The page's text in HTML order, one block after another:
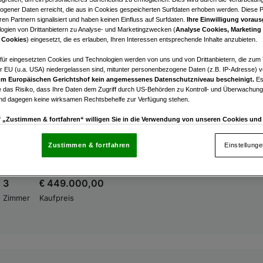
- Erstbezug nach Renovierung
1,5
Zimmer
€ 349.000,00
Kaufpreis
mit hochwertiger Ausstattung, Pool &
3
Zimmer
€ 449.000,00
Kaufpreis
Daten erreicht, die aus in Cookies gespeicherten Surfdaten erhoben werden. Diese
Partnern signalisiert und haben keinen Einfluss auf Surfdaten. Ihre Einwilligung
von Drittanbietern zu Analyse- und Marketingzwecken (Analyse Cookies, Marketing
) eingesetzt, die es erlauben, Ihren Interessen entsprechende Inhalte anzubieten.
eingesetzten Cookies und Technologien werden von uns und von Drittanbietern, die zum
EU (u.a. USA) niedergelassen sind, mitunter personenbezogene Daten (z.B. IP-Adresse)
Europäischen Gerichtshof kein angemessenes Datenschutzniveau bescheinigt.
das Risiko, dass Ihre Daten dem Zugriff durch US-Behörden zu Kontroll- und
dagegen keine wirksamen Rechtsbehelfe zur Verfügung stehen.
„Zustimmen & fortfahren“ willigen Sie in die Verwendung von unseren Cookies und
die sich auf jeder Seite unten im Footer befinden.
Partner verarbeiten Daten, um Folgendes bereitzustellen:
Standortdaten. Endgeräteeigenschaften zur Identifikation aktiv abfragen. Speichern
Zustimmen & fortfahren